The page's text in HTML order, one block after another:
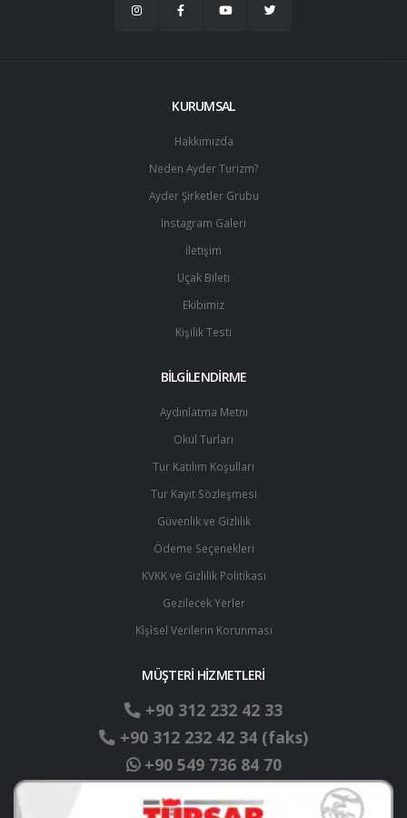
KURUMSAL
Hakkımızda
Neden Ayder Turizm?
Ayder Şirketler Grubu
Instagram Galeri
İletişim
Uçak Bileti
Ekibimiz
Kişilik Testi
BİLGİLENDİRME
Aydınlatma Metni
Okul Turları
Tur Katılım Koşulları
Tur Kayıt Sözleşmesi
Güvenlik ve Gizlilik
Ödeme Seçenekleri
KVKK ve Gizlilik Politikası
Gezilecek Yerler
Ki̇şi̇sel Verilerin Korunması
MÜŞTERİ HİZMETLERİ
+90 312 232 42 33
+90 312 232 42 34 (faks)
+90 549 736 84 70